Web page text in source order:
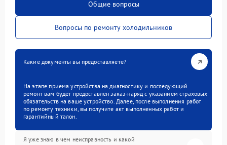
Общие вопросы
Вопросы по ремонту холодильников
Какие документы вы предоставляете?
На этапе приема устройства на диагностику и последующий
ремонт вам будет предоставлен заказ-наряд с указанием страховых
обязательств на ваше устройство. Далее, после выполнения работ
по ремонту техники, вы получите акт выполненных работ и
гарантийный талон.
Я уже знаю в чем неисправность и какой